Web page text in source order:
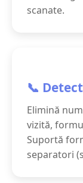
scanate.
📞
Elimină
vizită,
Suportă
separatori